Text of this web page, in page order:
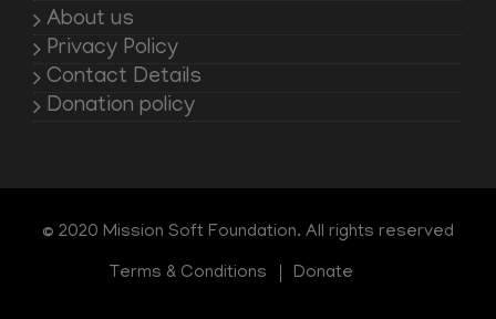
About us
Privacy Policy
Contact Details
Donation policy
© 2020 Mission Soft Foundation. All rights reserved
Terms & Conditions Donate